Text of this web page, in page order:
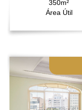
350m²
Área Útil